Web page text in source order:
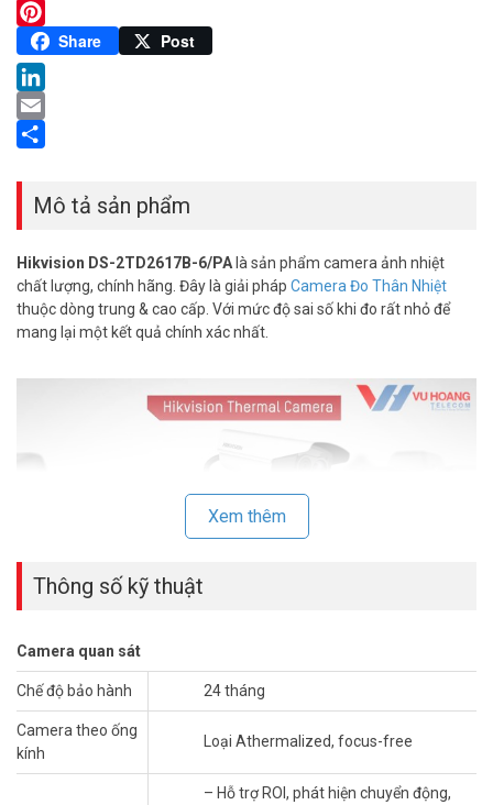
Twitter
Pinterest
Share Post
LinkedIn
Email
Mô tả sản phẩm
Hikvision DS-2TD2617B-6/PAlà sản phẩm camera ảnh nhiệt
chất lượng, chính hãng. Đây là giải pháp Camera Đo Thân Nhiệt
thuộc dòng trung & cao cấp. Với mức độ sai số khi đo rất nhỏ để
mang lại một kết quả chính xác nhất.
Video giới thiệu giải pháp camera đo người bị sốt Hikvision tự
động không tiếp xúc
>> Tham khảo:Trọn bộ camera đo thân nhiệt Hikvision giá tốt
Xem thêm
Thông số kỹ thuật
Camera quan sát
Chế độ bảo hành 24 tháng
Camera theo ống
kính
Loại Athermalized, focus-free
– Hỗ trợ ROI, phát hiện chuyển động,